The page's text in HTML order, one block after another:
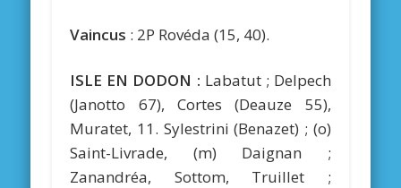
Vaincus : 2P Rovéda (15, 40).
ISLE EN DODON : Labatut ; Delpech
(Janotto 67), Cortes (Deauze 55),
Muratet, 11. Sylestrini (Benazet) ; (o)
Saint-Livrade, (m) Daignan ;
Zanandréa, Sottom, Truillet ;